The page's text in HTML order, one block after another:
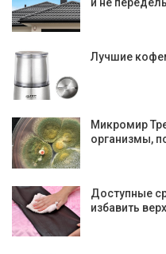
Лучшие
Микромир
организмы,
Доступные
избавить